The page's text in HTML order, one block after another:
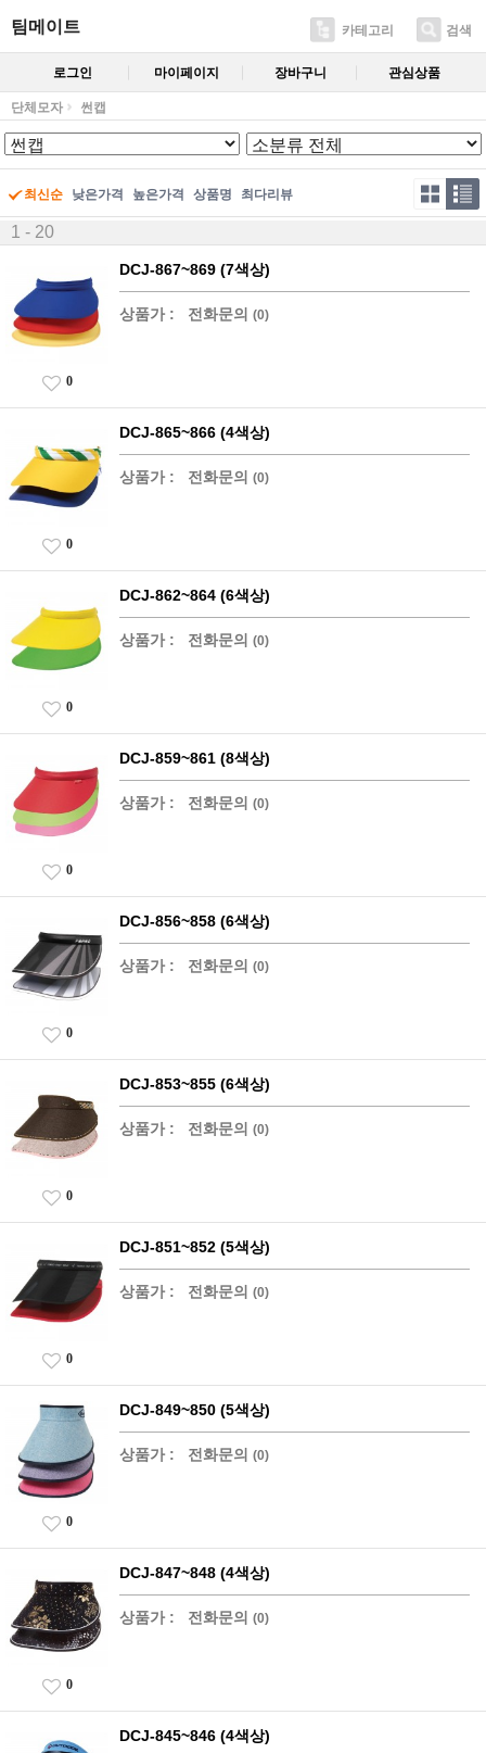
팀메이트 카테고리 검색
로그인 마이페이지 장바구니 관심상품
단체모자 썬캡
최신순 낮은가격 높은가격 상품명 최다리뷰
1 - 20
DCJ-867~869 (7색상)
상품가 : 전화문의 (0)
0
DCJ-865~866 (4색상)
상품가 : 전화문의 (0)
0
DCJ-862~864 (6색상)
상품가 : 전화문의 (0)
0
DCJ-859~861 (8색상)
상품가 : 전화문의 (0)
0
DCJ-856~858 (6색상)
상품가 : 전화문의 (0)
0
DCJ-853~855 (6색상)
상품가 : 전화문의 (0)
0
DCJ-851~852 (5색상)
상품가 : 전화문의 (0)
0
DCJ-849~850 (5색상)
상품가 : 전화문의 (0)
0
DCJ-847~848 (4색상)
상품가 : 전화문의 (0)
0
DCJ-845~846 (4색상)